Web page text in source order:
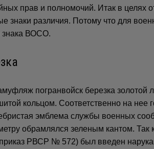
прав и полномочий. Итак в целях
различия. Потому что для
знака ВОСО.
погранвойск березка золотой
кольцом. Соответственно на нее
эмблема службы военных
обрамлялся зеленым кантом. Так
РВСР № 572) был введен